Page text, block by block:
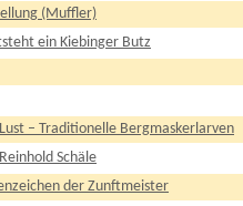
(Muffler)
ein Kiebinger Butz
– Traditionelle Bergmaskerlarven
Schäle
der Zunftmeister